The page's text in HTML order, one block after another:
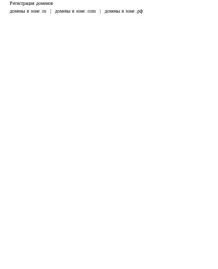
Регистрация доменов
домены в зоне .ru
| домены в зоне .com | домены в зоне .рф